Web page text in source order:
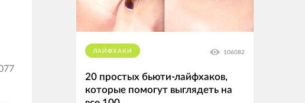
ЛАЙФХАКИ 106082
20 простых бьюти-лайфхаков,
которые помогут выглядеть на